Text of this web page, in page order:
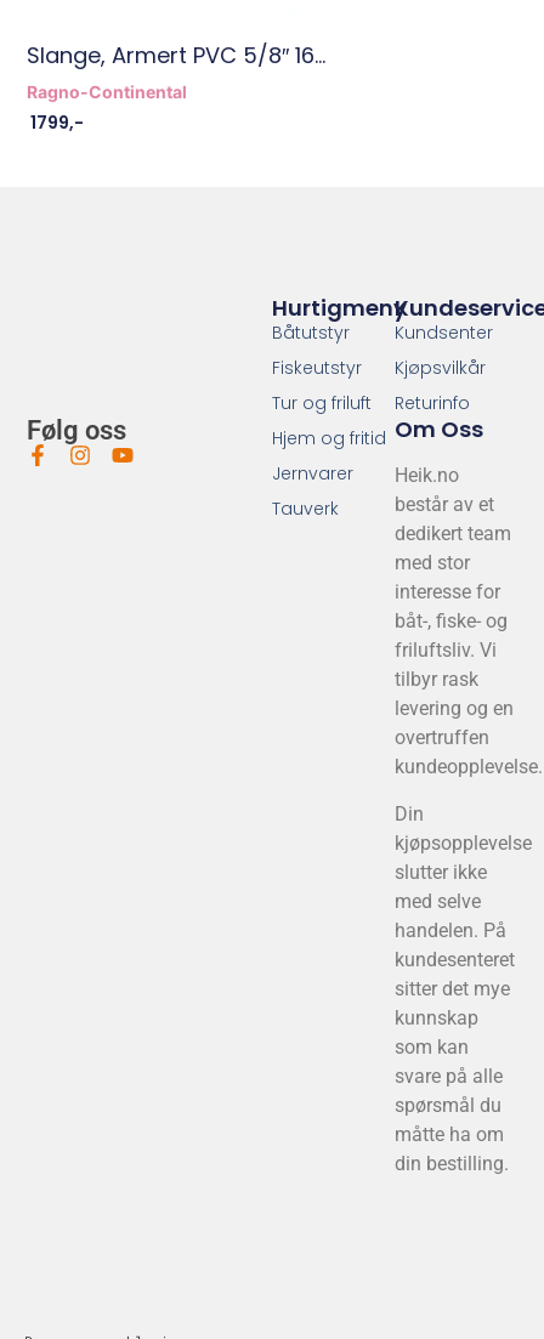
Slange, Armert PVC 5/8″ 16...
Ragno-Continental
1799,-
Følg oss
Kundsenter
Kjøpsvilkår
Returinfo
Om Oss
Heik.no
består av et
dedikert team
med stor
interesse for
båt-, fiske- og
friluftsliv. Vi
tilbyr rask
levering og en
overtruffen
kundeopplevelse.
Din
kjøpsopplevelse
slutter ikke
med selve
handelen. På
kundesenteret
sitter det mye
kunnskap
som kan
svare på alle
spørsmål du
måtte ha om
din bestilling.
Hurtigmeny
Båtutstyr
Fiskeutstyr
Tur og friluft
Hjem og fritid
Jernvarer
Tauverk